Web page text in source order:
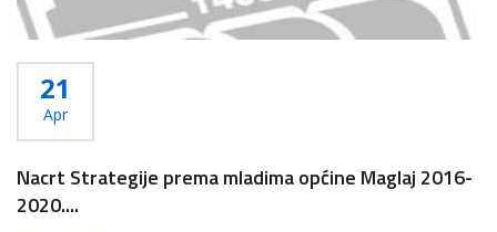
21
Apr
Nacrt Strategije prema mladima općine Maglaj 2016-
2020....